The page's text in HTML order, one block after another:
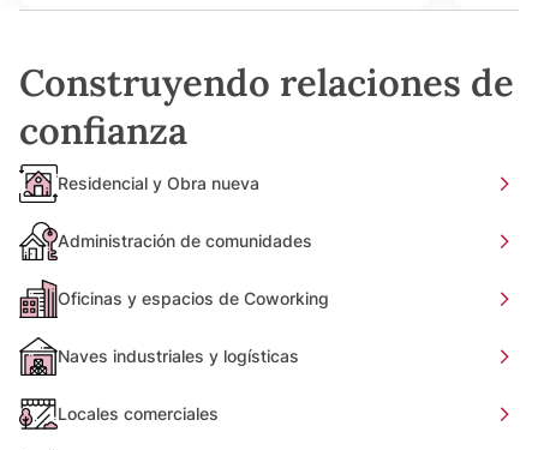
Construyendo relaciones de
confianza
Residencial y Obra nueva
Administración de comunidades
Oficinas y espacios de Coworking
Naves industriales y logísticas
Locales comerciales